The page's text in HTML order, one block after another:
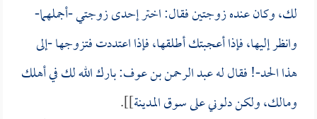
لك، وكان عنده زوجتين فقال: اختر إحدى زوجتي -أجملهما-
وانظر إليها، فإذا أعجبتك أطلقها، فإذا اعتددت فتزوجها -إلى
هذا الحد-! فقال لهعبد الرحمن بن عوف: بارك الله لك في أهلك
ومالك، ولكن دلوني على سوقالمدينة]].